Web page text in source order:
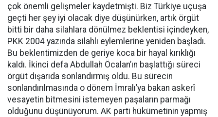
çok önemli gelişmeler kaydetmişti. Biz Türkiye uçuşa
geçti her şey iyi olacak diye düşünürken, artık örgüt
bitti bir daha silahlara dönülmez beklentisi içindeyken,
PKK 2004 yazında silahlı eylemlerine yeniden başladı.
Bu beklentimizden de geriye koca bir hayal kırıklığı
kaldı. İkinci defa Abdullah Öcalan’ın başlattığı süreci
örgüt dışarıda sonlandırmış oldu. Bu sürecin
sonlandırılmasında o dönem İmralı’ya bakan askerî
vesayetin bitmesini istemeyen paşaların parmağı
olduğunu düşünüyorum. AK parti hükümetinin yapmış